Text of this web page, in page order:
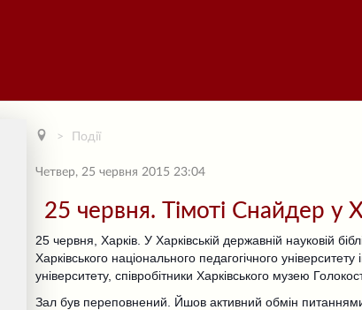
Події
Четвер, 25 червня 2015 23:04
25 червня. Тімоті Снайдер у
25 червня, Харків. У Харківській державній науковій
Харківського національного педагогічного
університету, співробітники Харківського музею
Зал був переповнений. Йшов активний обмін